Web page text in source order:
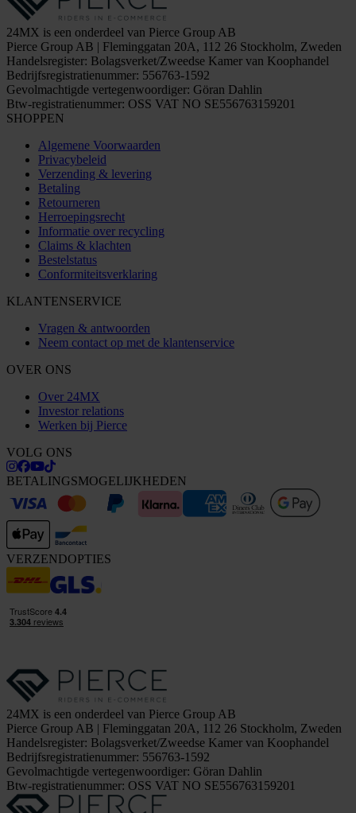
24MX is een onderdeel van Pierce Group AB
Pierce Group AB | Fleminggatan 20A, 112 26 Stockholm, Zweden
Handelsregister: Bolagsverket/Zweedse Kamer van Koophandel
Bedrijfsregistratienummer: 556763-1592
Gevolmachtigde vertegenwoordiger: Göran Dahlin
Btw-registratienummer: OSS VAT NO SE556763159201
SHOPPEN
Algemene Voorwaarden
Privacybeleid
Verzending & levering
Betaling
Retourneren
Herroepingsrecht
Informatie over recycling
Claims & klachten
Bestelstatus
Conformiteitsverklaring
KLANTENSERVICE
Vragen & antwoorden
Neem contact op met de klantenservice
OVER ONS
Over 24MX
Investor relations
Werken bij Pierce
VOLG ONS
BETALINGSMOGELIJKHEDEN
VERZENDOPTIES
24MX is een onderdeel van Pierce Group AB
Pierce Group AB | Fleminggatan 20A, 112 26 Stockholm, Zweden
Handelsregister: Bolagsverket/Zweedse Kamer van Koophandel
Bedrijfsregistratienummer: 556763-1592
Gevolmachtigde vertegenwoordiger: Göran Dahlin
Btw-registratienummer: OSS VAT NO SE556763159201